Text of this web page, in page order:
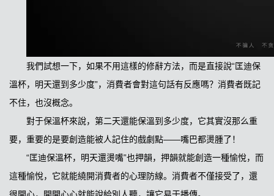
我們試想一下，如果不用這樣的修辭方法，而是直接說“匡迪保
溫杯，明天還到多少度”，消費者會對這句話有反應嗎？消費者既記
不住，也沒概念。
對于保溫杯來說，第二天還能保溫到多少度，它其實沒那么重
要，重要的是要創造能被人記住的戲劇點——嘴巴都燙腫了！
“匡迪保溫杯，明天還燙嘴”也押韻，押韻就能創造一種愉悅，而
這種愉悅，它就能繞開消費者的心理防線。消費者不僅接受了，還